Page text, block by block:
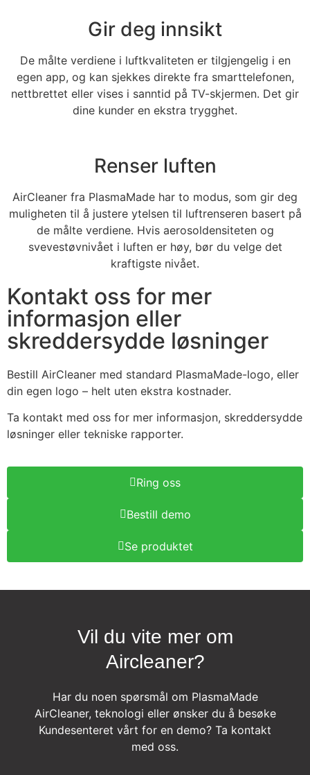
Gir deg innsikt
De målte verdiene i luftkvaliteten er tilgjengelig i en
egen app, og kan sjekkes direkte fra smarttelefonen,
nettbrettet eller vises i sanntid på TV-skjermen. Det gir
dine kunder en ekstra trygghet.
Renser luften
AirCleaner fra PlasmaMade har to modus, som gir deg
muligheten til å justere ytelsen til luftrenseren basert på
de målte verdiene. Hvis aerosoldensiteten og
svevestøvnivået i luften er høy, bør du velge det
kraftigste nivået.
Kontakt oss for mer
informasjon eller
skreddersydde løsninger
Bestill AirCleaner med standard PlasmaMade-logo, eller
din egen logo – helt uten ekstra kostnader.
Ta kontakt med oss for mer informasjon, skreddersydde
løsninger eller tekniske rapporter.
Ring oss
Bestill demo
Se produktet
Vil du vite mer om
Aircleaner?
Har du noen spørsmål om PlasmaMade
AirCleaner, teknologi eller ønsker du å besøke
Kundesenteret vårt for en demo? Ta kontakt
med oss.